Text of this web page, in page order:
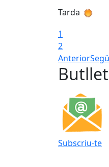
Tarda
1
2
Anterior
Subscriu-te